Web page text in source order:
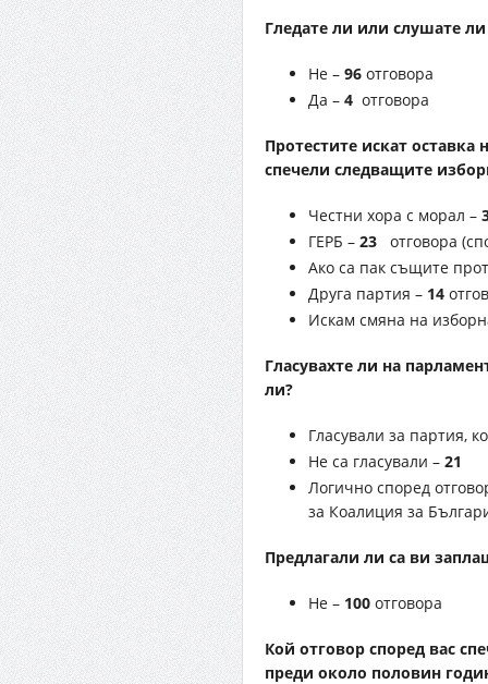
Гледате ли или слушате
Не – 96 отговора
Да – 4 отговора
Протестите искат
спечели следващите
Честни хора с морал –
ГЕРБ – 23
отговора
Ако са пак същите
Друга партия – 14
Искам смяна на
Гласувахте ли на
ли?
Гласували за партия,
Не са гласували – 21
Логично според
за Коалиция за
Предлагали ли са ви
Не – 100 отговора
Кой отговор според вас
преди около половин